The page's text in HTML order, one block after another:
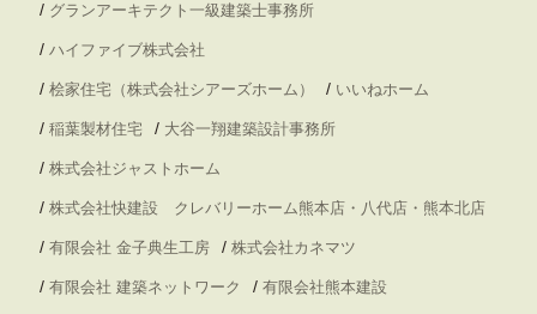
/ グランアーキテクト一級建築士事務所
/ ハイファイブ株式会社
/ 桧家住宅（株式会社シアーズホーム） / いいねホーム
/ 稲葉製材住宅 / 大谷一翔建築設計事務所
/ 株式会社ジャストホーム
/ 株式会社快建設 クレバリーホーム熊本店・八代店・熊本北店
/ 有限会社 金子典生工房 / 株式会社カネマツ
/ 有限会社 建築ネットワーク / 有限会社熊本建設